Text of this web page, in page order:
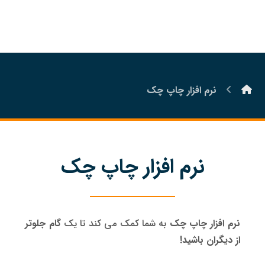
نرم افزار چاپ چک
نرم افزار چاپ چک
نرم افزار چاپ چک به شما کمک می کند تا یکگام جلوتر
از دیگران باشید!